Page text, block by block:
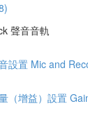
聲音音軌
設置 Mic and
（增益）設置